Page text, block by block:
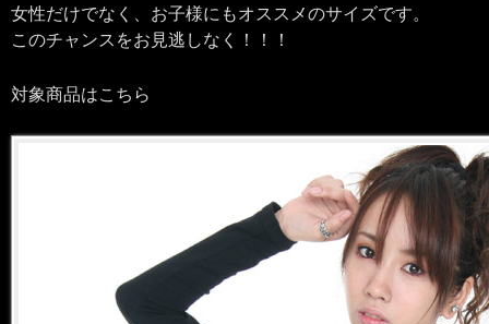
女性だけでなく、お子様にもオススメのサイズです。
このチャンスをお見逃しなく！！！
対象商品はこちら